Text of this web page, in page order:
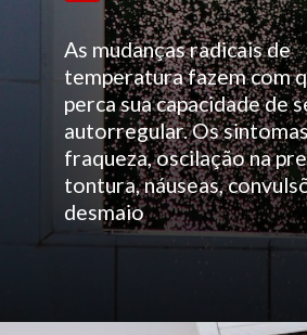
As mudanças radicais de
temperatura fazem com
perca sua capacidade de
autorregular. Os
fraqueza, oscilação na
tontura, náuseas,
desmaio